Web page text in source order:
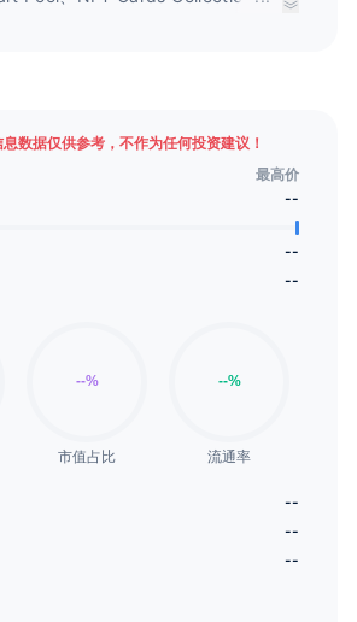
数据仅供参考，不作为任何投资建议！
最高价
--
--
--
市值占比 流通率
--
--
--